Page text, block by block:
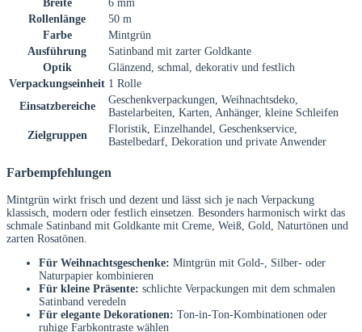
Breite
6 mm
Rollenlänge
50 m
Farbe
Mintgrün
Ausführung
Satinband mit zarter Goldkante
Optik
Glänzend, schmal, dekorativ und festlich
Verpackungseinheit 1 Rolle
Einsatzbereiche
Geschenkverpackungen, Weihnachtsdeko,
Bastelarbeiten, Karten, Anhänger, kleine Schleifen
Zielgruppen
Floristik, Einzelhandel, Geschenkservice,
Bastelbedarf, Dekoration und private Anwender
Farbempfehlungen
Mintgrün wirkt frisch und dezent und lässt sich je nach Verpackung
klassisch, modern oder festlich einsetzen. Besonders harmonisch wirkt das
schmale Satinband mit Goldkante mit Creme, Weiß, Gold, Naturtönen und
zarten Rosatönen.
Für Weihnachtsgeschenke: Mintgrün mit Gold-, Silber- oder
Naturpapier kombinieren
Für kleine Präsente: schlichte Verpackungen mit dem schmalen
Satinband veredeln
Für elegante Dekorationen: Ton-in-Ton-Kombinationen oder
ruhige Farbkontraste wählen